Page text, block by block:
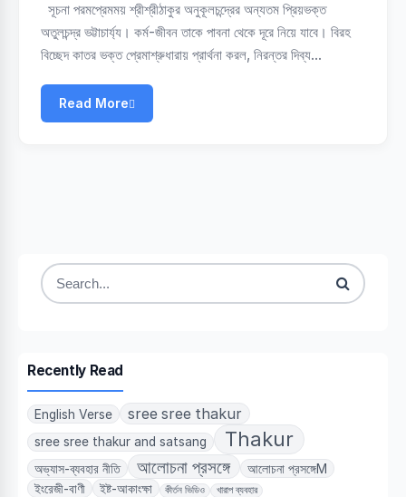
সূচনা পরমপ্রেমময় শ্রীশ্রীঠাকুর অনুকূলচন্দ্রের অন্যতম প্রিয়ভক্ত
অতুলচন্দ্র ভট্টাচার্য্য। কর্ম-জীবন তাকে পাবনা থেকে দূরে নিয়ে যাবে। বিরহ
বিচ্ছেদ কাতর ভক্ত প্রেমাশ্রুধারায় প্রার্থনা করল, নিরন্তর দিব্য…
Read More
Search
Recently Read
English Verse sree sree thakur
sree sree thakur and satsang Thakur
অভ্যাস-ব্যবহার নীতি আলোচনা প্রসঙ্গে
আলোচনা প্রসঙ্গেM
ইংরেজী-বাণী
ইষ্ট-আকাংক্ষা কীর্তন ভিডিও খারাপ ব্যবহার